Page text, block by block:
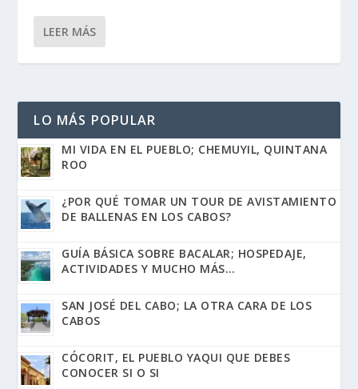
LEER MÁS
LO MÁS POPULAR
MI VIDA EN EL PUEBLO; CHEMUYIL, QUINTANA
ROO
¿POR QUÉ TOMAR UN TOUR DE AVISTAMIENTO
DE BALLENAS EN LOS CABOS?
GUÍA BÁSICA SOBRE BACALAR; HOSPEDAJE,
ACTIVIDADES Y MUCHO MÁS…
SAN JOSÉ DEL CABO; LA OTRA CARA DE LOS
CABOS
CÓCORIT, EL PUEBLO YAQUI QUE DEBES
CONOCER SI O SI